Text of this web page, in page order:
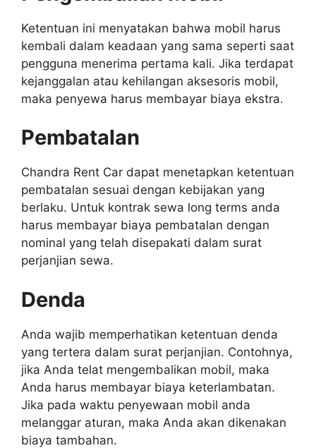
Ketentuan ini menyatakan bahwa mobil harus
kembali dalam keadaan yang sama seperti saat
pengguna menerima pertama kali. Jika terdapat
kejanggalan atau kehilangan aksesoris mobil,
maka penyewa harus membayar biaya ekstra.
Pembatalan
Chandra Rent Car dapat menetapkan ketentuan
pembatalan sesuai dengan kebijakan yang
berlaku. Untuk kontrak sewa long terms anda
harus membayar biaya pembatalan dengan
nominal yang telah disepakati dalam surat
perjanjian sewa.
Denda
Anda wajib memperhatikan ketentuan denda
yang tertera dalam surat perjanjian. Contohnya,
jika Anda telat mengembalikan mobil, maka
Anda harus membayar biaya keterlambatan.
Jika pada waktu penyewaan mobil anda
melanggar aturan, maka Anda akan dikenakan
biaya tambahan.